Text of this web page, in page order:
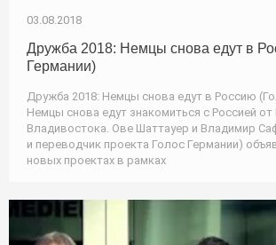
03.08.2018
Дружба 2018: Немцы снова едут в
Германии)
Дружба 2018: Немцы снова едут в Россию
Немцы снова едут знакомиться с Россией
Владивостока. Ове Шаттауер и Владимир
и переводчик проекта Голос Германии)
новых проектах в рамках